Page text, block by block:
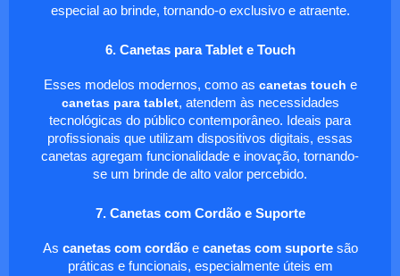
especial ao brinde, tornando-o exclusivo e atraente.
6. Canetas para Tablet e Touch
Esses modelos modernos, como as canetas touch e
canetas para tablet, atendem às necessidades
tecnológicas do público contemporâneo. Ideais para
profissionais que utilizam dispositivos digitais, essas
canetas agregam funcionalidade e inovação, tornando-
se um brinde de alto valor percebido.
7. Canetas com Cordão e Suporte
As canetas com cordãoe canetas com suportesão
práticas e funcionais, especialmente úteis em